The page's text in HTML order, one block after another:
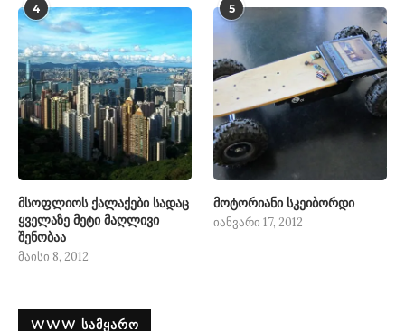
4
მსოფლიოს ქალაქები სადაც
ყველაზე მეტი მაღლივი
შენობაა
მაისი 8, 2012
5
მოტორიანი სკეიბორდი
იანვარი 17, 2012
WWW ᲡᲐᲛᲧᲐᲠᲝ